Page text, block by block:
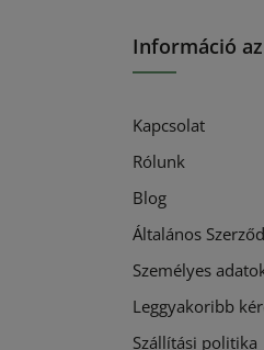
Információ
Kapcsolat
Rólunk
Blog
Általános
Személyes
Leggyakoribb
Szállítási politika